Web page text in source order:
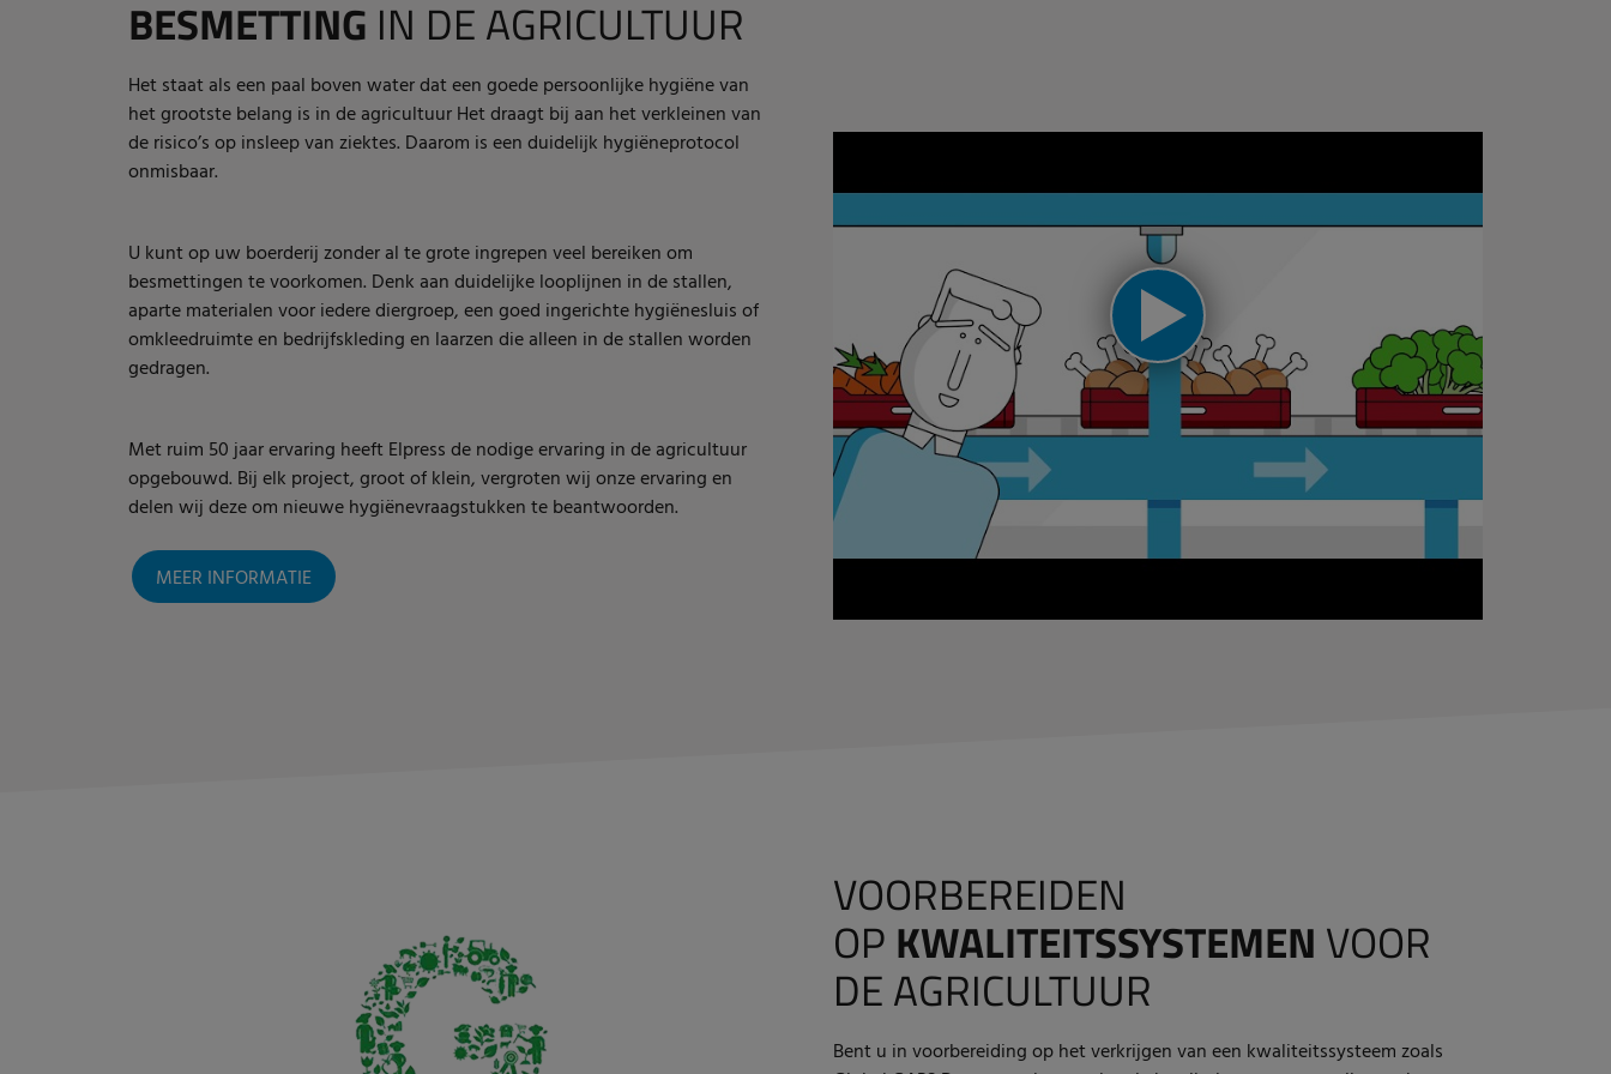
BESMETTING IN DE AGRICULTUUR
Het staat als een paal boven water dat een goede persoonlijke hygiëne van
het grootste belang is in de agricultuur Het draagt bij aan het verkleinen van
de risico’s op insleep van ziektes. Daarom is een duidelijk hygiëneprotocol
onmisbaar.
U kunt op uw boerderij zonder al te grote ingrepen veel bereiken om
besmettingen te voorkomen. Denk aan duidelijke looplijnen in de stallen,
aparte materialen voor iedere diergroep, een goed ingerichte hygiënesluis of
omkleedruimte en bedrijfskleding en laarzen die alleen in de stallen worden
gedragen.
Met ruim 50 jaar ervaring heeft Elpress de nodige ervaring in de agricultuur
opgebouwd. Bij elk project, groot of klein, vergroten wij onze ervaring en
delen wij deze om nieuwe hygiënevraagstukken te beantwoorden.
MEER INFORMATIE
VOORBEREIDEN
OP KWALITEITSSYSTEMEN VOOR
DE AGRICULTUUR
Bent u in voorbereiding op het verkrijgen van een kwaliteitssysteem zoals